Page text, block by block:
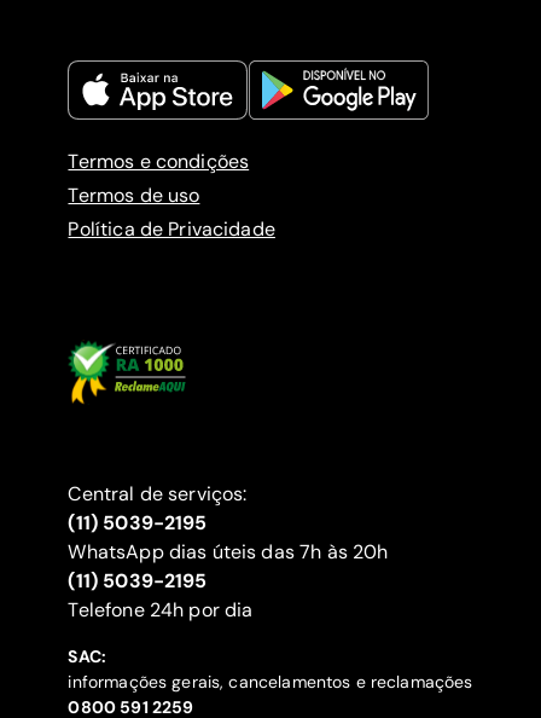
Termos e condições
Termos de uso
Política de Privacidade
Central de serviços:
(11) 5039-2195
WhatsApp dias úteis das 7h às 20h
(11) 5039-2195
‍Telefone 24h por dia
SAC:
informações gerais, cancelamentos e reclamações
‍0800 591 2259